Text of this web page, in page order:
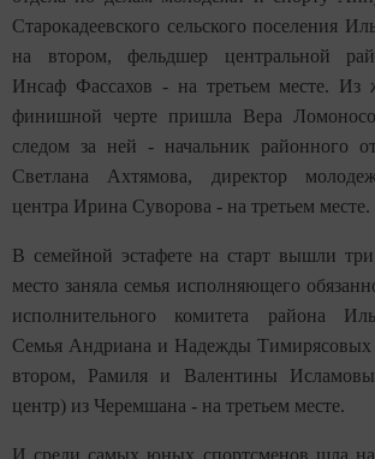
Старокадеевского сельского поселения
на втором, фельдшер центральной
Инсаф Фассахов - на третьем месте.
финишной черте пришла Вера
следом за ней - начальник районного
Светлана Ахтямова, директор
центра Ирина Суворова - на третьем месте.
В семейной эстафете на старт вышли
место заняла семья исполняющего
исполнительного комитета района
Семья Андриана и Надежды Тимирясовых
втором, Рамиля и Валентины
центр) из Черемшана - на третьем месте.
И среди самых юных спортсменов шла